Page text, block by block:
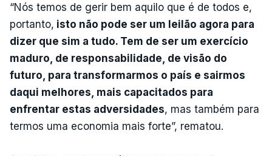
“Nós temos de gerir bem aquilo que é de todos e,
portanto, isto não pode ser um leilão agora para
dizer que sim a tudo. Tem de ser um exercício
maduro, de responsabilidade, de visão do
futuro, para transformarmos o país e sairmos
daqui melhores, mais capacitados para
enfrentar estas adversidades, mas também para
termos uma economia mais forte”, rematou.